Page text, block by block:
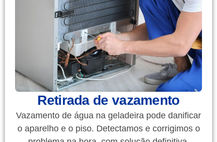
Retirada de vazamento
Vazamento de água na geladeira pode danificar
o aparelho e o piso. Detectamos e corrigimos o